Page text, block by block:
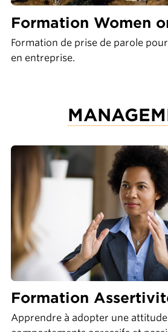
Formation Women
Formation de prise de parole
en entreprise.
Formation
Apprendre à adopter une